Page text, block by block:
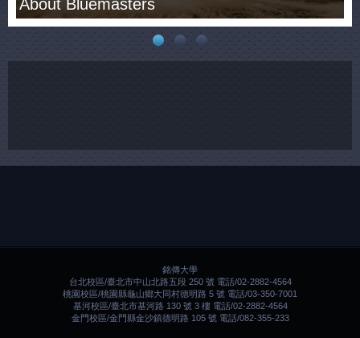
About Bluemasters
銘傳大學
台北校區/臺北市中山北路五段 250 號 電話/02-2882-4564
桃園校區/桃園縣龜山鄉大同村德明路 5 號 電話/03-350-7001
基河校區/臺北市基河路 130 號 3 樓 電話/02-2882-4564
金門校區/金門縣金沙鎮德明路 105 號 電話/082-355-233